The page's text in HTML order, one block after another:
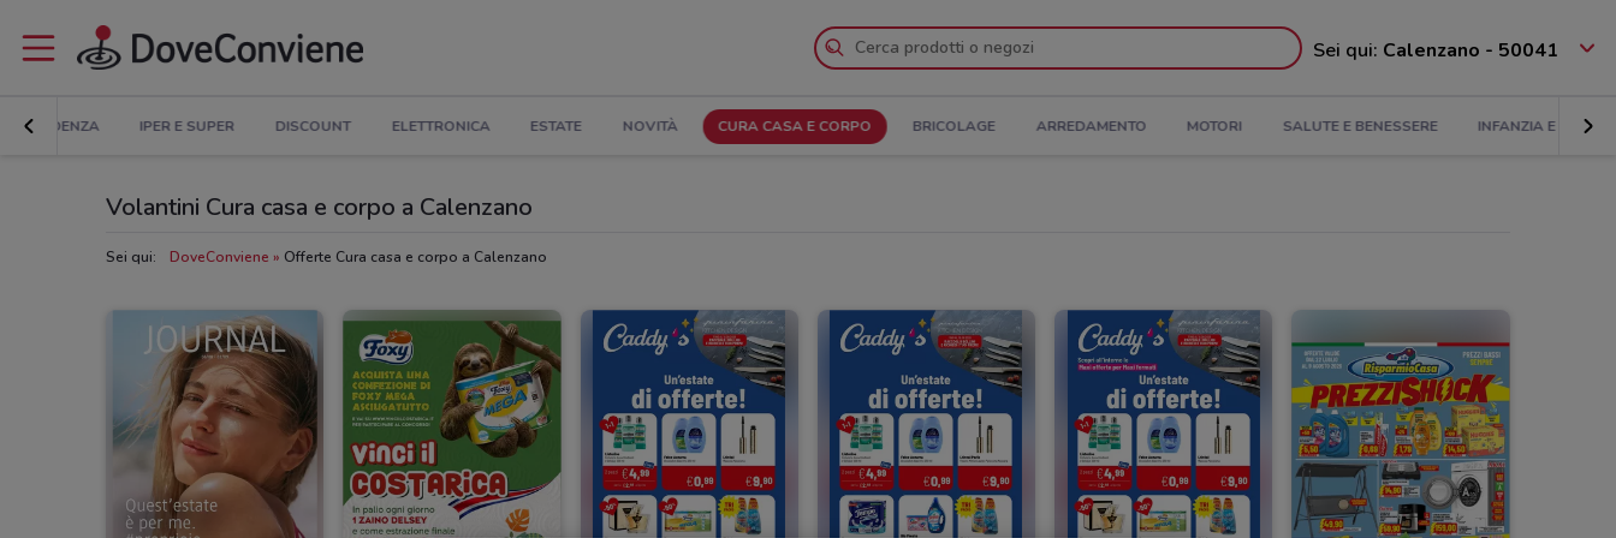
Sei qui: Calenzano - 50041
IN EVIDENZA IPER E SUPER DISCOUNT ELETTRONICA ESTATE NOVITÀ CURA CASA E CORPO BRICOLAGE ARREDAMENTO MOTORI SALUTE E BENESSERE INFANZIA E GIOCHI
Volantini Cura casa e corpo a Calenzano
Sei qui: DoveConviene Offerte Cura casa e corpo a Calenzano